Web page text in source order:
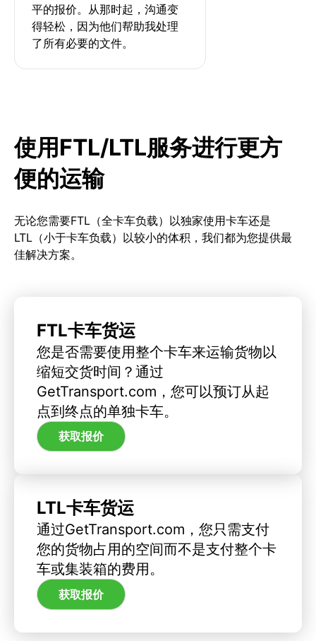
平的报价。从那时起，沟通变
得轻松，因为他们帮助我处理
了所有必要的文件。
使用FTL/LTL服务进行更方
便的运输
无论您需要FTL（全卡车负载）以独家使用卡车还是
LTL（小于卡车负载）以较小的体积，我们都为您提供最
佳解决方案。
FTL卡车货运
您是否需要使用整个卡车来运输货物以
缩短交货时间？通过
GetTransport.com，您可以预订从起
点到终点的单独卡车。
获取报价
LTL卡车货运
通过GetTransport.com，您只需支付
您的货物占用的空间而不是支付整个卡
车或集装箱的费用。
获取报价